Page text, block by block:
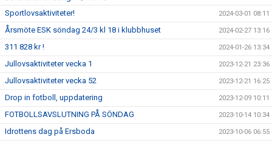
Sportlovsaktiviteter! 2024-03-01 08:11
Årsmöte ESK söndag 24/3 kl 18 i klubbhuset 2024-02-27 13:16
311 828 kr ! 2024-01-26 13:34
Jullovsaktiviteter vecka 1 2023-12-21 23:36
Jullovsaktiviteter vecka 52 2023-12-21 16:25
Drop in fotboll, uppdatering 2023-12-09 10:11
FOTBOLLSAVSLUTNING PÅ SÖNDAG 2023-10-14 10:34
Idrottens dag på Ersboda 2023-10-06 06:55